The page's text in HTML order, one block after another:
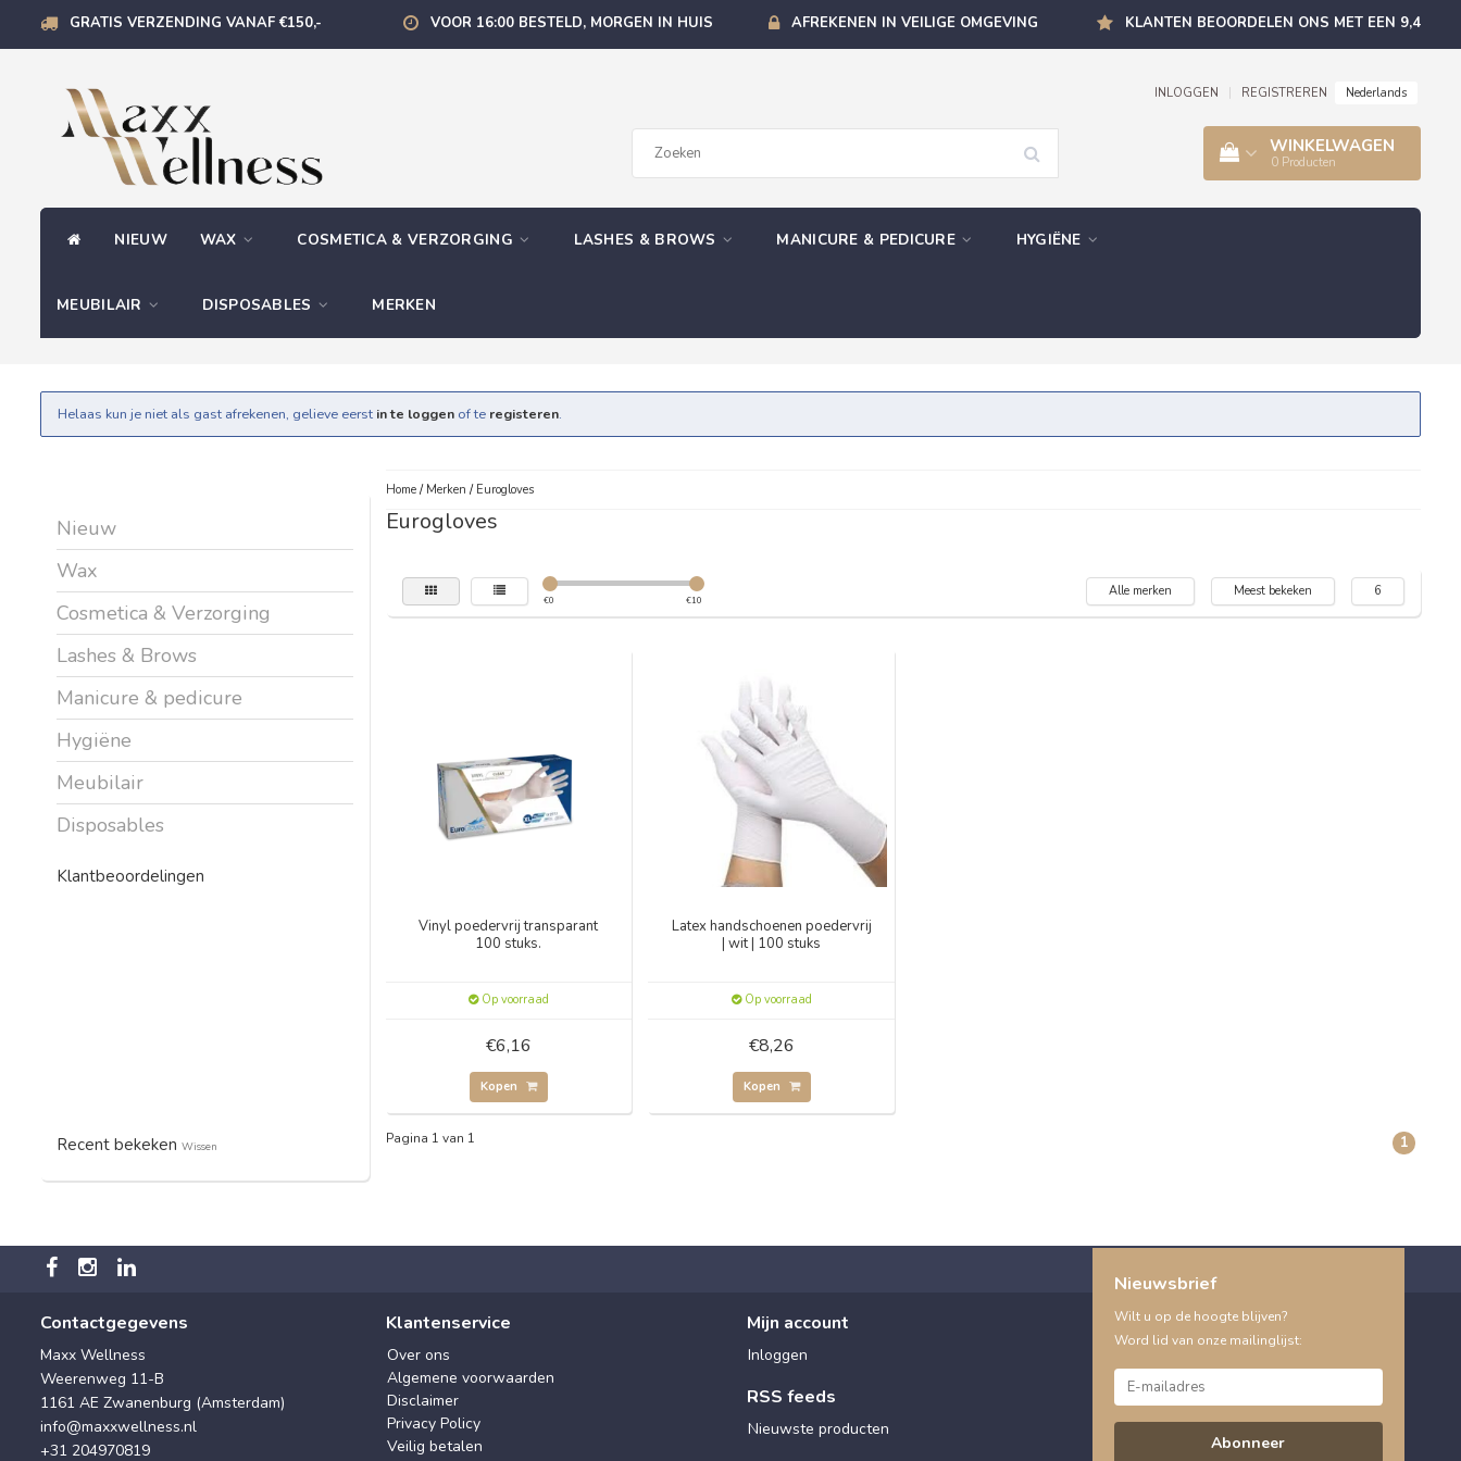
GRATIS VERZENDING VANAF €150,- VOOR 16:00 BESTELD, MORGEN IN HUIS AFREKENEN IN VEILIGE OMGEVING KLANTEN BEOORDELEN ONS MET EEN 9,4
INLOGGEN REGISTREREN Nederlands
WINKELWAGEN
0 Producten
NIEUW WAX COSMETICA & VERZORGING LASHES & BROWS MANICURE & PEDICURE HYGIËNE
MEUBILAIR DISPOSABLES MERKEN
Helaas kun je niet als gast afrekenen, gelieve eerst in te loggen of te registeren.
Nieuw
Wax
Cosmetica & Verzorging
Lashes & Brows
Manicure & pedicure
Hygiëne
Meubilair
Disposables
Klantbeoordelingen
Recent bekeken Wissen
Home/ Merken / Eurogloves
Eurogloves
€0 €10
Alle merken Meest bekeken 6
Vinyl poedervrij transparant
100 stuks.
Op voorraad
€6,16
Kopen
Latex handschoenen poedervrij
| wit | 100 stuks
Op voorraad
€8,26
Kopen
Pagina 1 van 1 1
Contactgegevens
Maxx Wellness
Weerenweg 11-B
1161 AE Zwanenburg (Amsterdam)
info@maxxwellness.nl
+31 204970819
Klantenservice
Over ons
Algemene voorwaarden
Disclaimer
Privacy Policy
Veilig betalen
Mijn account
Inloggen
RSS feeds
Nieuwste producten
Nieuwsbrief
Wilt u op de hoogte blijven?
Word lid van onze mailinglijst:
Abonneer